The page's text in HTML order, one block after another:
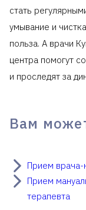
стать
умывание и
польза. А врачи
центра помогут
и проследят за
Вам
Прием врача-
Прием
терапевта